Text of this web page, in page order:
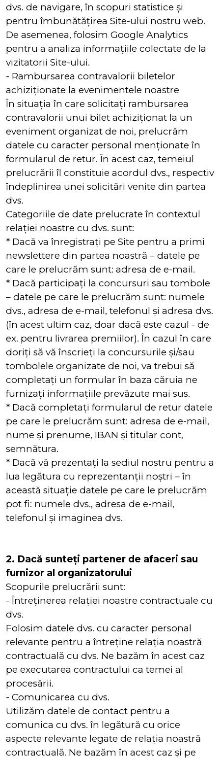
dvs. de navigare, în scopuri statistice și
pentru îmbunătățirea Site-ului nostru web.
De asemenea, folosim Google Analytics
pentru a analiza informațiile colectate de la
vizitatorii Site-ului.
- Rambursarea contravalorii biletelor
achiziționate la evenimentele noastre
În situația în care solicitați rambursarea
contravalorii unui bilet achiziționat la un
eveniment organizat de noi, prelucrăm
datele cu caracter personal menționate în
formularul de retur. În acest caz, temeiul
prelucrării îl constituie acordul dvs., respectiv
îndeplinirea unei solicitări venite din partea
dvs.
Categoriile de date prelucrate în contextul
relației noastre cu dvs. sunt:
* Dacă va înregistrați pe Site pentru a primi
newslettere din partea noastră – datele pe
care le prelucrăm sunt: adresa de e-mail.
* Dacă participați la concursuri sau tombole
– datele pe care le prelucrăm sunt: numele
dvs., adresa de e-mail, telefonul și adresa dvs.
(în acest ultim caz, doar dacă este cazul - de
ex. pentru livrarea premiilor). În cazul în care
doriți să vă înscrieți la concursurile și/sau
tombolele organizate de noi, va trebui să
completați un formular în baza căruia ne
furnizați informațiile prevăzute mai sus.
* Dacă completați formularul de retur datele
pe care le prelucrăm sunt: adresa de e-mail,
nume și prenume, IBAN și titular cont,
semnătura.
* Dacă vă prezentați la sediul nostru pentru a
lua legătura cu reprezentanții noștri – în
această situație datele pe care le prelucrăm
pot fi: numele dvs., adresa de e-mail,
telefonul și imaginea dvs.
2. Dacă sunteți partener de afaceri sau
furnizor al organizatorului
Scopurile prelucrării sunt:
- Întreținerea relației noastre contractuale cu
dvs.
Folosim datele dvs. cu caracter personal
relevante pentru a întreține relația noastră
contractuală cu dvs. Ne bazăm în acest caz
pe executarea contractului ca temei al
procesării.
- Comunicarea cu dvs.
Utilizăm datele de contact pentru a
comunica cu dvs. în legătură cu orice
aspecte relevante legate de relația noastră
contractuală. Ne bazăm în acest caz și pe